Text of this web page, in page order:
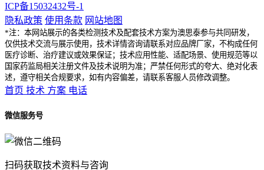
ICP备15032432号-1
隐私政策 使用条款 网站地图
*注：本网站展示的各类检测技术及配套技术方案为澳思泰参与共同研发，
仅供技术交流与展示使用，技术详情咨询请联系对应品牌厂家，不构成任何
医疗诊断、治疗建议或效果保证；技术应用性能、适配场景、使用规范等以
国家药监局相关注册文件及技术说明为准；严禁任何形式的夸大、绝对化表
述，遵守相关合规要求，如有内容偏差，请联系客服人员修改调整。
首页 技术 方案 电话
微信服务号
扫码获取技术资料与咨询